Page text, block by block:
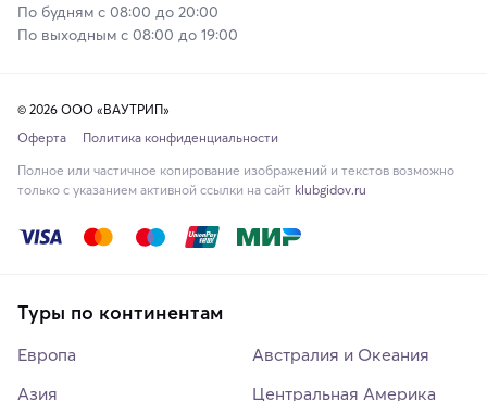
По будням с 08:00 до 20:00
По выходным с 08:00 до 19:00
© 2026 ООО «ВАУТРИП»
Оферта
Политика конфиденциальности
Полное или частичное копирование изображений и текстов возможно
только с указанием активной ссылки на сайт klubgidov.ru
Туры по континентам
Европа
Азия
Австралия и Океания
Центральная Америка